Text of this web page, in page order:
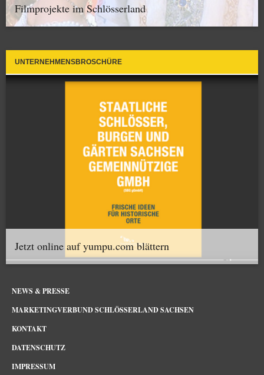
Filmprojekte im Schlösserland
UNTERNEHMENSBROSCHÜRE
Jetzt online auf yumpu.com blättern
NEWS & PRESSE
MARKETINGVERBUND SCHLÖSSERLAND SACHSEN
KONTAKT
DATENSCHUTZ
IMPRESSUM